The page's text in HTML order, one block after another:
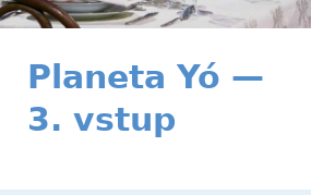
Planeta Yó —
3. vstup